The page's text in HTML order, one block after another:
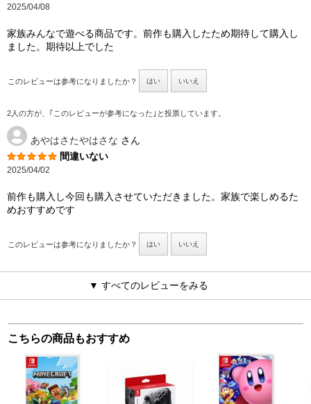
2025/04/08
家族みんなで遊べる商品です。前作も購入したため期待して購入し
ました。期待以上でした
このレビューは参考になりましたか？ はい いいえ
2人の方が、｢このレビューが参考になった｣と投票しています。
あやはさたやはさな さん
間違いない
2025/04/02
前作も購入し今回も購入させていただきました。家族で楽しめるた
めおすすめです
このレビューは参考になりましたか？ はい いいえ
▼ すべてのレビューをみる
こちらの商品もおすすめ